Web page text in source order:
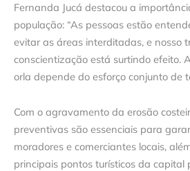
Fernanda Jucá destacou a
população: “As pessoas estão
evitar as áreas interditadas, e nosso
conscientização está surtindo efeito.
orla depende do esforço conjunto de
Com o agravamento da erosão
preventivas são essenciais para
moradores e comerciantes locais,
principais pontos turísticos da capital